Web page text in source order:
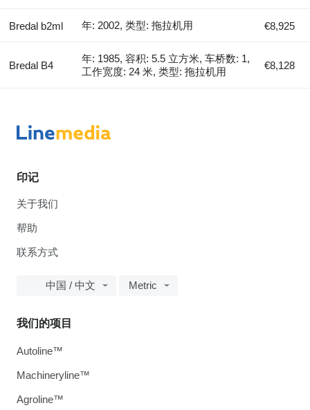
Bredal b2ml 年: 2002, 类型: 拖拉机用 €8,925
Bredal B4
年: 1985, 容积: 5.5 立方米, 车桥数: 1,
工作宽度: 24 米, 类型: 拖拉机用
€8,128
印记
关于我们
帮助
联系方式
中国 / 中文 Metric
我们的项目
Autoline™
Machineryline™
Agroline™